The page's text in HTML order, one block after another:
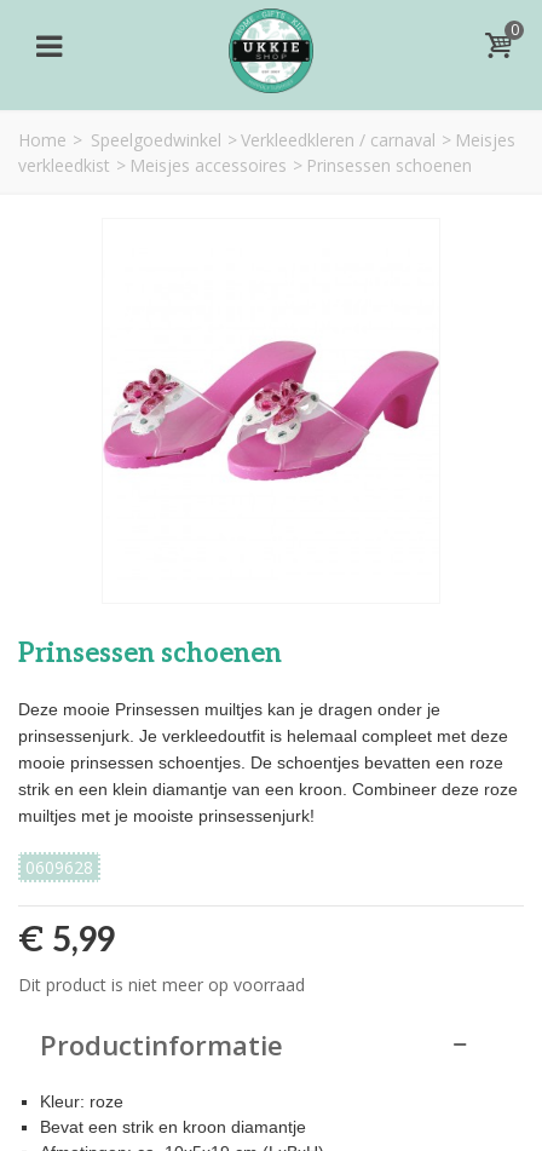
0
Home > Speelgoedwinkel > Verkleedkleren / carnaval > Meisjes
verkleedkist > Meisjes accessoires > Prinsessen schoenen
Prinsessen schoenen
Deze mooie Prinsessen muiltjes kan je dragen onder je
prinsessenjurk. Je verkleedoutfit is helemaal compleet met deze
mooie prinsessen schoentjes. De schoentjes bevatten een roze
strik en een klein diamantje van een kroon. Combineer deze roze
muiltjes met je mooiste prinsessenjurk!
0609628
€ 5,99
Dit product is niet meer op voorraad
Productinformatie
Kleur: roze
Bevat een strik en kroon diamantje